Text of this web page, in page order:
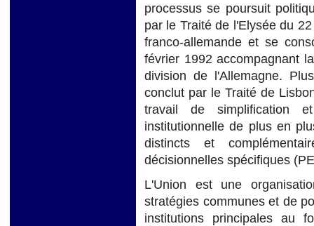
processus se poursuit
par le Traité de l'Elysée du
franco-allemande et se
février 1992 accompagnant
division de l'Allemagne.
conclut par le Traité de
travail de simplification
institutionnelle de plus en
distincts et
décisionnelles spécifiques
L'Union est une
stratégies communes et de
institutions principales au